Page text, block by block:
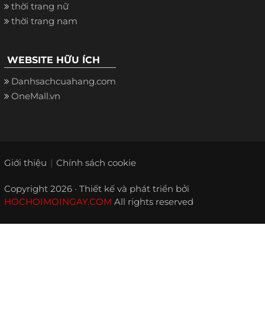
thời trang nữ
thời trang nam
WEBSITE HỮU ÍCH
Danhsachcuahang.com
OneMall.vn
Giới thiệu Chính sách cookie
Copyright 2026 · Thiết kế và phát triển bởi
HOCHOIMOINGAY.COM All rights reserved